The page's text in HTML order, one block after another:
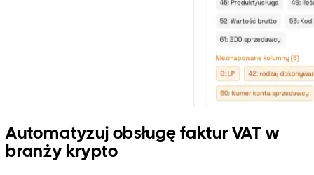
Automatyzuj obsługę faktur VAT w
branży krypto